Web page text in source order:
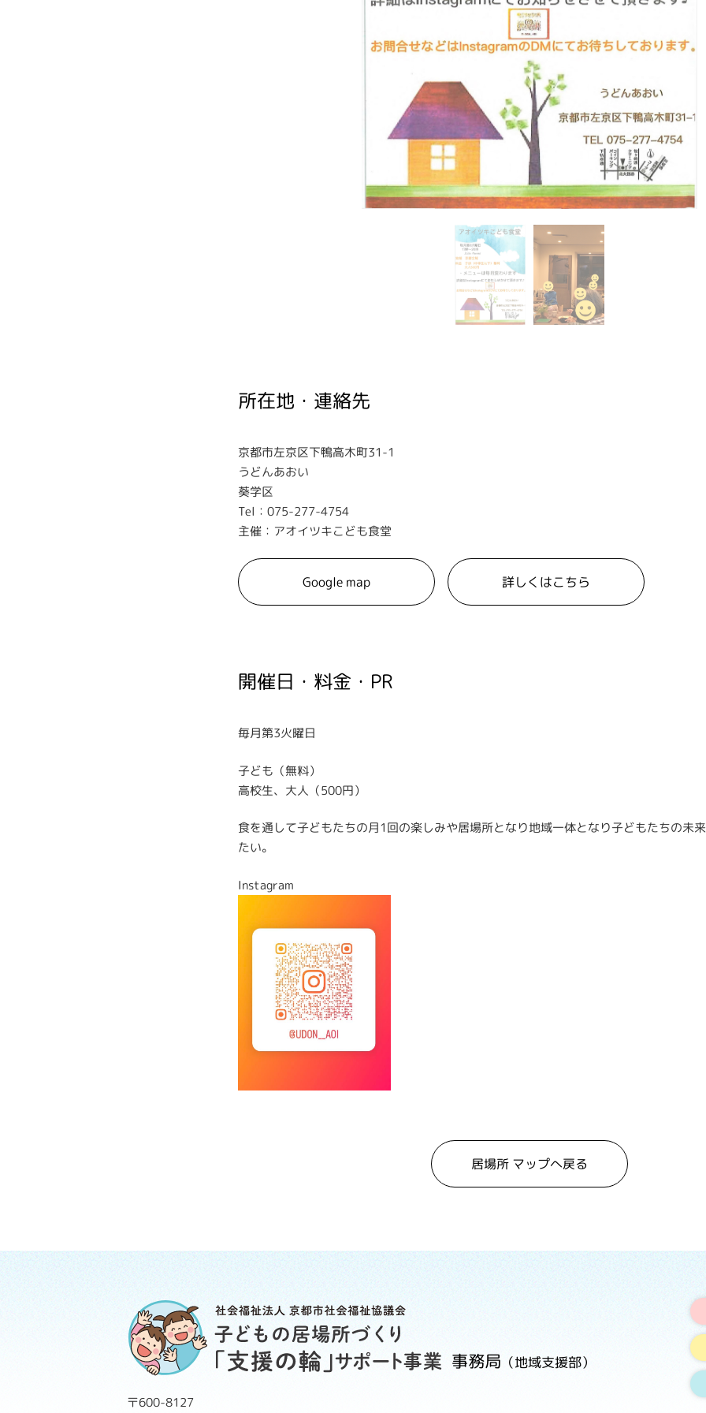
所在地・連絡先
京都市左京区下鴨高木町31-1
うどんあおい
葵学区
Tel：075-277-4754
主催：アオイツキこども食堂
Google map 詳しくはこちら
開催日・料金・PR
毎月第3火曜日
子ども（無料）
高校生、大人（500円）
食を通して子どもたちの月1回の楽しみや居場所となり地域一体となり子どもたちの未
たい。
Instagram
居場所 マップへ戻る
事務局 （地域支援部）
〒600-8127